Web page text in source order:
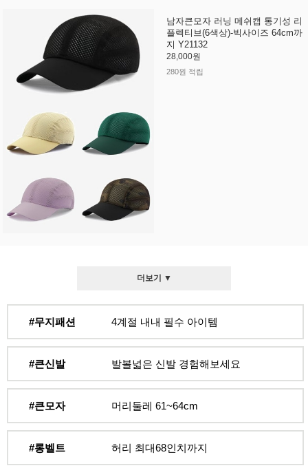
남자큰모자 러닝 메쉬캡 통기성 리
플렉티브(6색상)-빅사이즈 64cm까
지 Y21132
28,000원
280원 적립
더보기 ▼
#무지패션 4계절 내내 필수 아이템
#큰신발 발볼넓은 신발 경험해보세요
#큰모자 머리둘레 61~64cm
#롱벨트 허리 최대68인치까지